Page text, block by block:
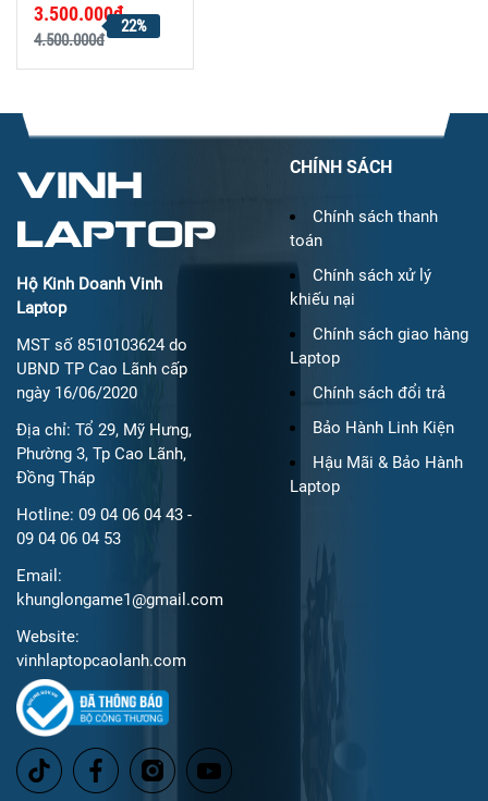
HD
3.500.000₫
4.500.000đ
22%
VINH
LAPTOP
Hộ Kinh Doanh Vinh
Laptop
MST số 8510103624 do
UBND TP Cao Lãnh cấp
ngày 16/06/2020
Địa chỉ: Tổ 29, Mỹ Hưng,
Phường 3, Tp Cao Lãnh,
Đồng Tháp
Hotline: 09 04 06 04 43 -
09 04 06 04 53
Email:
khunglongame1@gmail.com
Website:
vinhlaptopcaolanh.com
CHÍNH SÁCH
Chính sách thanh
toán
Chính sách xử lý
khiếu nại
Chính sách giao hàng
Laptop
Chính sách đổi trả
Bảo Hành Linh Kiện
Hậu Mãi & Bảo Hành
Laptop